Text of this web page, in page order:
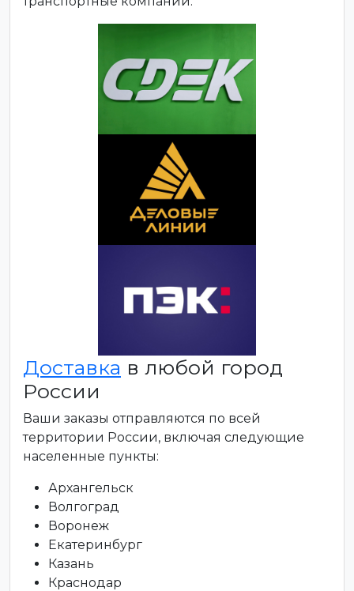
Доставка в любой город
России
Ваши заказы отправляются по всей
территории России, включая следующие
населенные пункты:
Архангельск
Волгоград
Воронеж
Екатеринбург
Казань
Краснодар